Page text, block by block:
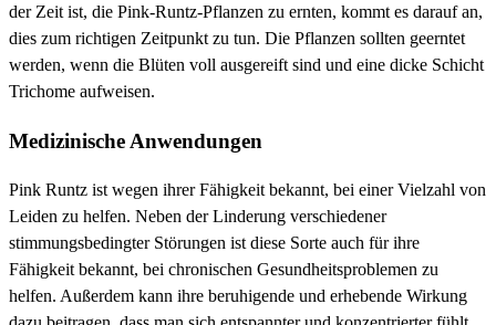
der Zeit ist, die Pink-Runtz-Pflanzen zu ernten, kommt es darauf an,
dies zum richtigen Zeitpunkt zu tun. Die Pflanzen sollten geerntet
werden, wenn die Blüten voll ausgereift sind und eine dicke Schicht
Trichome aufweisen.
Medizinische Anwendungen
Pink Runtz ist wegen ihrer Fähigkeit bekannt, bei einer Vielzahl von
Leiden zu helfen. Neben der Linderung verschiedener
stimmungsbedingter Störungen ist diese Sorte auch für ihre
Fähigkeit bekannt, bei chronischen Gesundheitsproblemen zu
helfen. Außerdem kann ihre beruhigende und erhebende Wirkung